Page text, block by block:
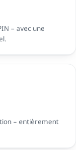
– avec une
– entièrement